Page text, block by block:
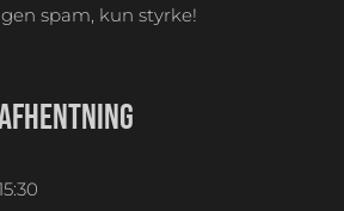
spam, kun styrke!